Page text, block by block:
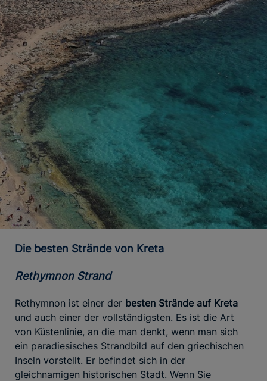
Die besten Strände von Kreta
Rethymnon Strand
Rethymnon ist einer der besten Strände auf Kreta
und auch einer der vollständigsten. Es ist die Art
von Küstenlinie, an die man denkt, wenn man sich
ein paradiesisches Strandbild auf den griechischen
Inseln vorstellt. Er befindet sich in der
gleichnamigen historischen Stadt. Wenn Sie